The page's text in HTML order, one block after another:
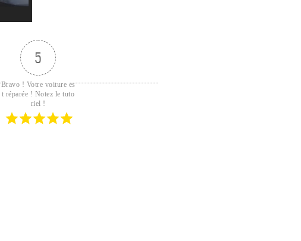
5
Bravo ! Votre voiture es
t réparée ! Notez le tuto
riel !